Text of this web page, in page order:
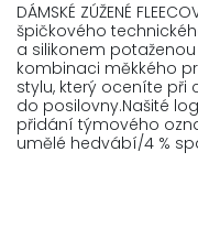
DÁMSKÉ ZÚŽENÉ
špičkového
a silikonem
kombinaci měkkého
stylu, který oceníte při
do posilovny.Našité
přidání týmového
umělé hedvábí/4 %